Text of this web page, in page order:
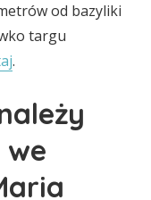
od bazyliki
targu
.